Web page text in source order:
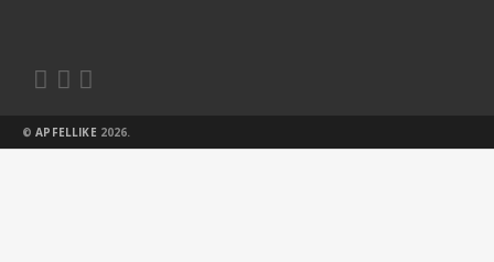
  
©APFELLIKE 2026.